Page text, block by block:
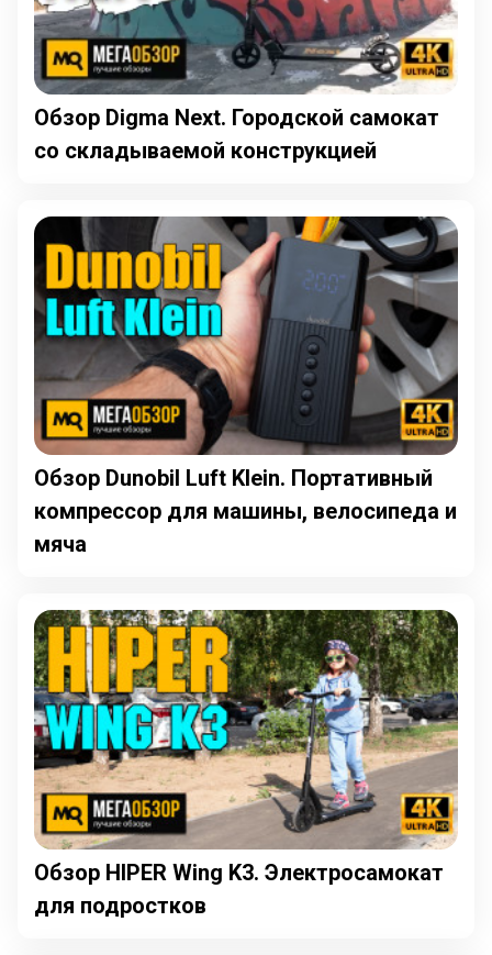
Обзор Digma Next. Городской самокат
со складываемой конструкцией
Обзор Dunobil Luft Klein. Портативный
компрессор для машины, велосипеда и
мяча
Обзор HIPER Wing K3. Электросамокат
для подростков